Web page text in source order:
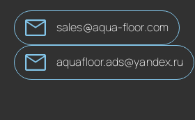
sales@aqua-floor.com
aquafloor.ads@yandex.ru